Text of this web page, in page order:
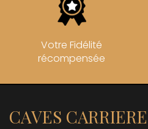
Votre Fidélité
récompensée
CAVES CARRIERE